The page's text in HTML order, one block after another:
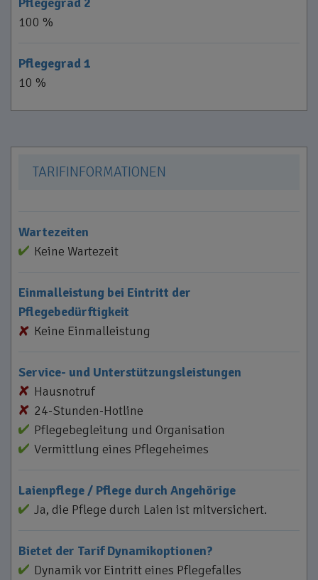
100 %
Pflegegrad 1
10 %
TARIFINFORMATIONEN
Wartezeiten
Keine Wartezeit
Einmalleistung bei Eintritt der
Pflegebedürftigkeit
Keine Einmalleistung
Service- und Unterstützungsleistungen
Hausnotruf
24-Stunden-Hotline
Pflegebegleitung und Organisation
Vermittlung eines Pflegeheimes
Laienpflege / Pflege durch Angehörige
Ja, die Pflege durch Laien ist mitversichert.
Bietet der Tarif Dynamikoptionen?
Dynamik vor Eintritt eines Pflegefalles